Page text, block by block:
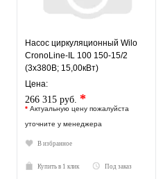
Насос циркуляционный Wilo
CronoLine-IL 100 150-15/2
(3х380В; 15,00кВт)
Цена:
266 315 руб. *
* Актуальную цену пожалуйста
уточните у менеджера
В избранное
Купить в 1 клик Под заказ